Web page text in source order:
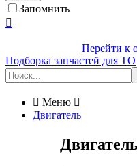
Запомнить

Перейти к
Подборка запчастей для ТО
 Меню 
Двигатель
Двигатель